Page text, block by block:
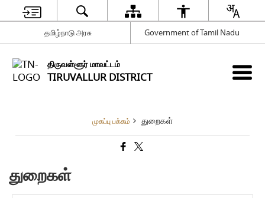
தமிழ்நாடு அரசு Government of Tamil Nadu
திருவள்ளூர் மாவட்டம்
TIRUVALLUR DISTRICT
முகப்பு பக்கம் துறைகள்
துறைகள்